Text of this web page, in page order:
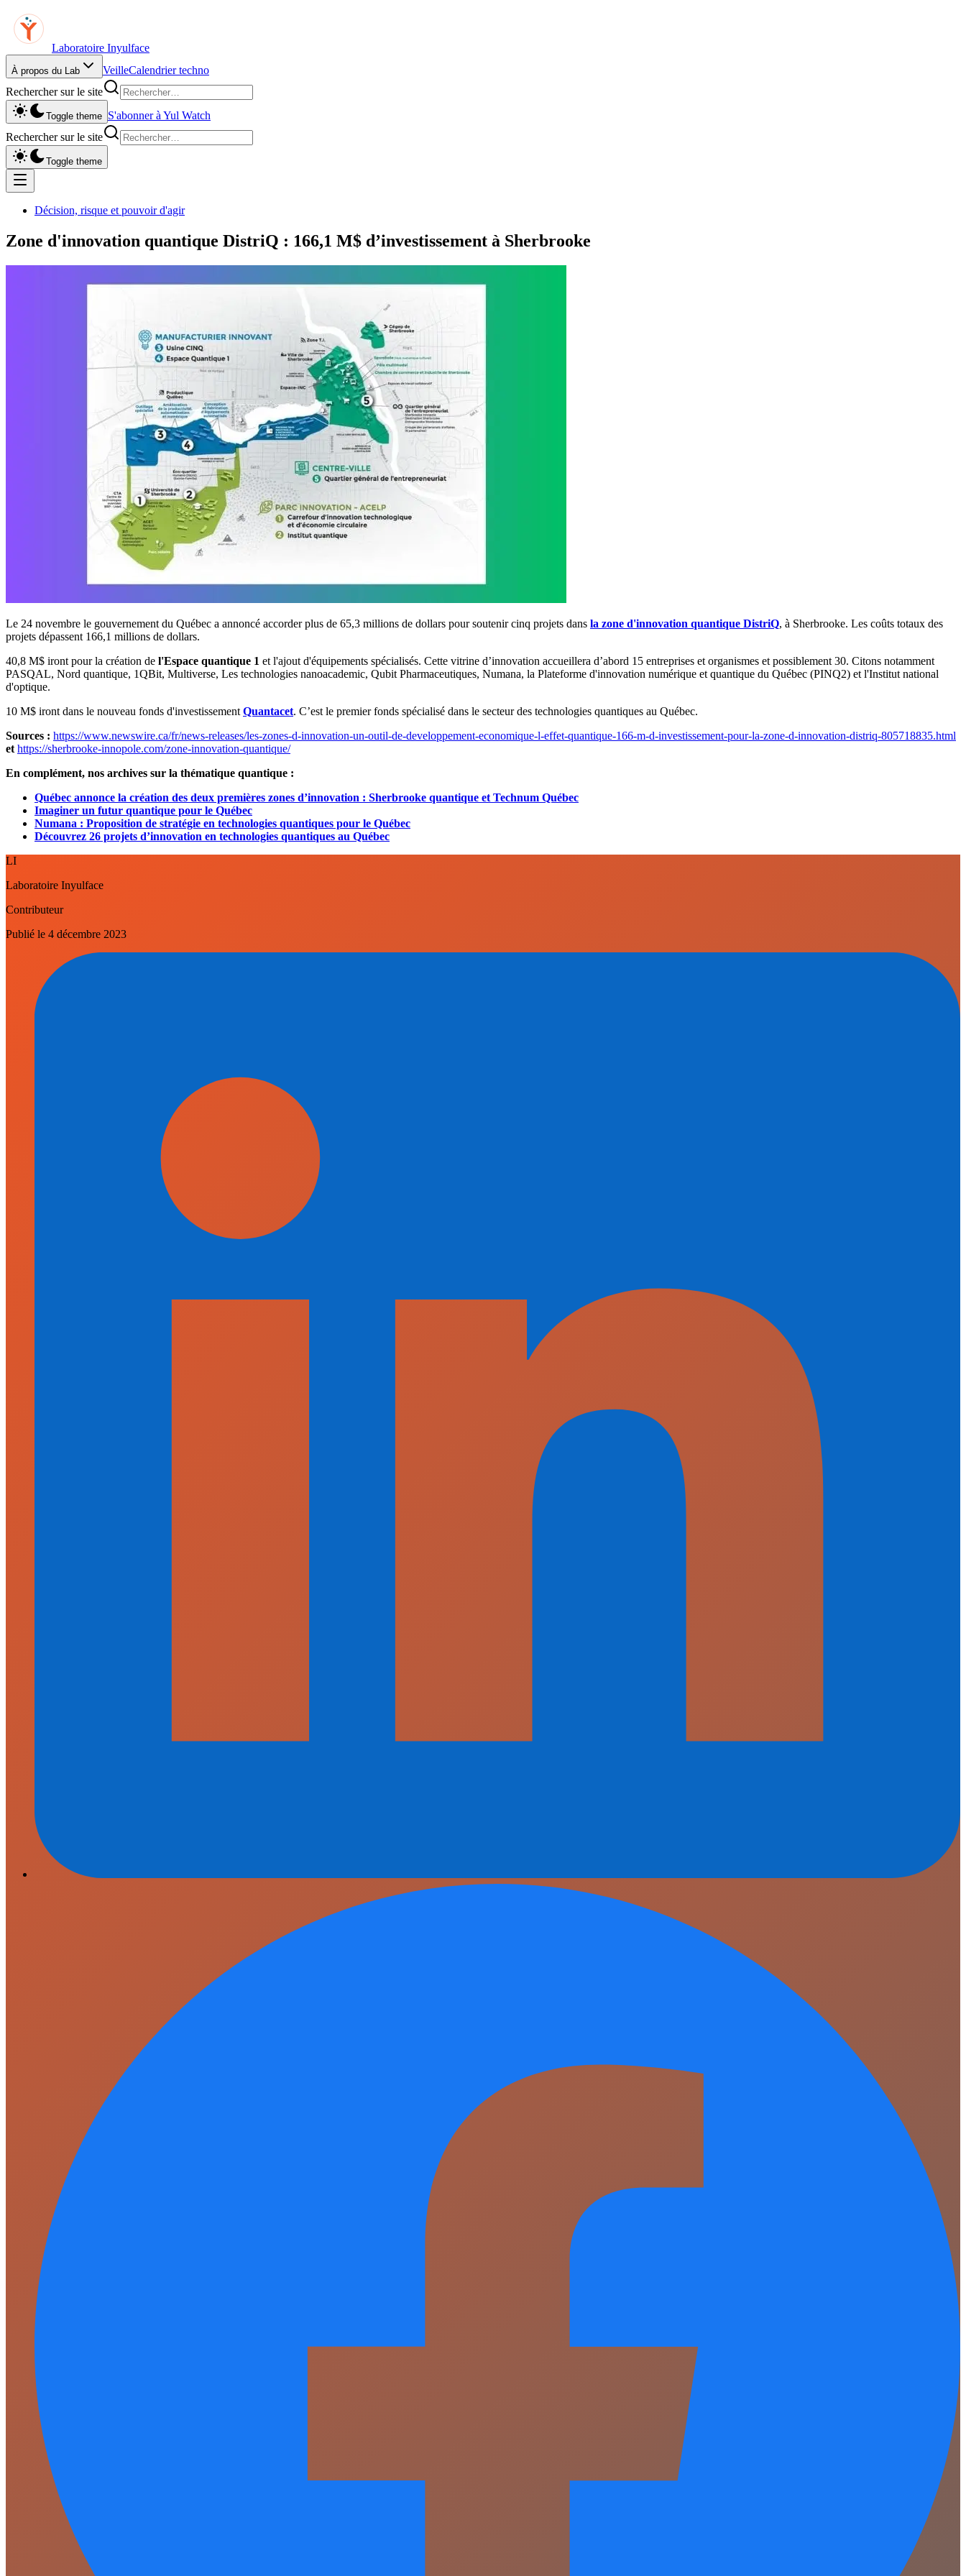
Laboratoire Inyulface
À propos du Lab VeilleCalendrier techno
Rechercher sur le site
Toggle theme S'abonner à Yul Watch
Rechercher sur le site
Toggle theme
Décision, risque et pouvoir d'agir
Zone d'innovation quantique DistriQ : 166,1 M$ d’investissement à Sherbrooke
Le 24 novembre le gouvernement du Québec a annoncé accorder plus de 65,3 millions de dollars pour soutenir cinq projets dans la zone d'innovation quantique DistriQ, à Sherbrooke. Les coûts totaux des
projets dépassent 166,1 millions de dollars.
40,8 M$ iront pour la création de l'Espace quantique 1 et l'ajout d'équipements spécialisés. Cette vitrine d’innovation accueillera d’abord 15 entreprises et organismes et possiblement 30. Citons notamment
PASQAL, Nord quantique, 1QBit, Multiverse, Les technologies nanoacademic, Qubit Pharmaceutiques, Numana, la Plateforme d'innovation numérique et quantique du Québec (PINQ2) et l'Institut national
d'optique.
10 M$ iront dans le nouveau fonds d'investissement Quantacet. C’est le premier fonds spécialisé dans le secteur des technologies quantiques au Québec.
Sources : https://www.newswire.ca/fr/news-releases/les-zones-d-innovation-un-outil-de-developpement-economique-l-effet-quantique-166-m-d-investissement-pour-la-zone-d-innovation-distriq-805718835.html
et https://sherbrooke-innopole.com/zone-innovation-quantique/
En complément, nos archives sur la thématique quantique :
Québec annonce la création des deux premières zones d’innovation : Sherbrooke quantique et Technum Québec
Imaginer un futur quantique pour le Québec
Numana : Proposition de stratégie en technologies quantiques pour le Québec
Découvrez 26 projets d’innovation en technologies quantiques au Québec
LI
Laboratoire Inyulface
Contributeur
Publié le 4 décembre 2023